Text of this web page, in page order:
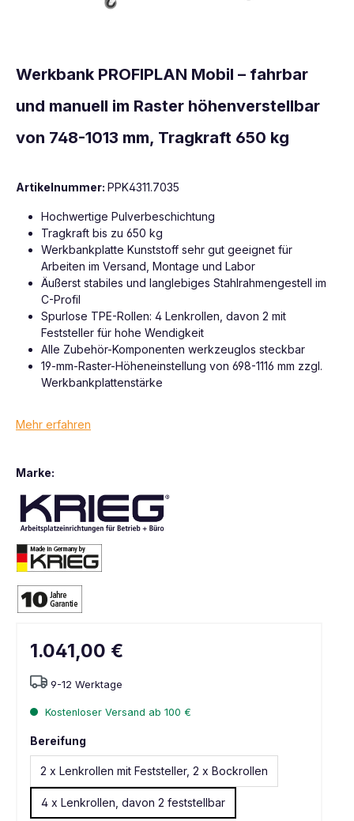
Werkbank PROFIPLAN Mobil – fahrbar
und manuell im Raster höhenverstellbar
von 748-1013 mm, Tragkraft 650 kg
Artikelnummer: PPK4311.7035
Hochwertige Pulverbeschichtung
Tragkraft bis zu 650 kg
Werkbankplatte Kunststoff sehr gut geeignet für
Arbeiten im Versand, Montage und Labor
Äußerst stabiles und langlebiges Stahlrahmengestell im
C-Profil
Spurlose TPE-Rollen: 4 Lenkrollen, davon 2 mit
Feststeller für hohe Wendigkeit
Alle Zubehör-Komponenten werkzeuglos steckbar
19-mm-Raster-Höheneinstellung von 698-1116 mm zzgl.
Werkbankplattenstärke
Mehr erfahren
Marke:
1.041,00 €
9-12 Werktage
Kostenloser Versand ab 100 €
Bereifung
2 x Lenkrollen mit Feststeller, 2 x Bockrollen
4 x Lenkrollen, davon 2 feststellbar